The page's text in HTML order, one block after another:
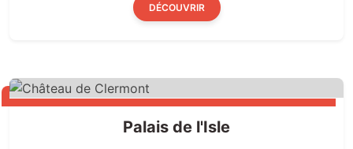
DÉCOUVRIR
Palais de l'Isle